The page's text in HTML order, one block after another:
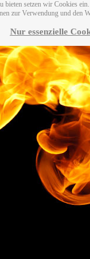
bieten setzen wir Cookies
zur Verwendung und den
Nur essenzielle